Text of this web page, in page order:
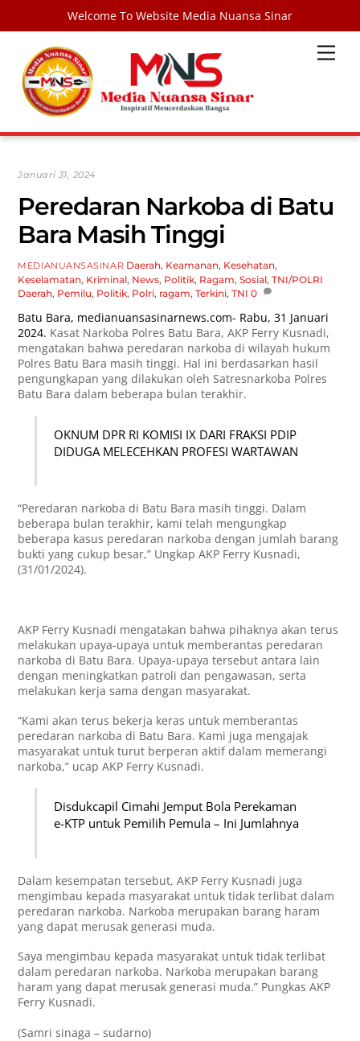
Welcome To Website Media Nuansa Sinar
content
Januari 31, 2024
Peredaran Narkoba di Batu
Bara Masih Tinggi
MEDIANUANSASINAR Daerah, Keamanan, Kesehatan,
Keselamatan, Kriminal, News, Politik, Ragam,Sosial,TNI/POLRI
Daerah, Pemilu, Politik, Polri, ragam,Terkini,TNI 0
Batu Bara, medianuansasinarnews.com- Rabu, 31 Januari
2024. Kasat Narkoba Polres Batu Bara, AKP Ferry Kusnadi,
mengatakan bahwa peredaran narkoba di wilayah hukum
Polres Batu Bara masih tinggi. Hal ini berdasarkan hasil
pengungkapan yang dilakukan oleh Satresnarkoba Polres
Batu Bara dalam beberapa bulan terakhir.
OKNUM DPR RI KOMISI IX DARI FRAKSI PDIP
DIDUGA MELECEHKAN PROFESI WARTAWAN
“Peredaran narkoba di Batu Bara masih tinggi. Dalam
beberapa bulan terakhir, kami telah mengungkap
beberapa kasus peredaran narkoba dengan jumlah barang
bukti yang cukup besar,” Ungkap AKP Ferry Kusnadi,
(31/01/2024).
AKP Ferry Kusnadi mengatakan bahwa pihaknya akan terus
melakukan upaya-upaya untuk memberantas peredaran
narkoba di Batu Bara. Upaya-upaya tersebut antara lain
dengan meningkatkan patroli dan pengawasan, serta
melakukan kerja sama dengan masyarakat.
“Kami akan terus bekerja keras untuk memberantas
peredaran narkoba di Batu Bara. Kami juga mengajak
masyarakat untuk turut berperan aktif dalam memerangi
narkoba,” ucap AKP Ferry Kusnadi.
Disdukcapil Cimahi Jemput Bola Perekaman
e-KTP untuk Pemilih Pemula – Ini Jumlahnya
Dalam kesempatan tersebut, AKP Ferry Kusnadi juga
mengimbau kepada masyarakat untuk tidak terlibat dalam
peredaran narkoba. Narkoba merupakan barang haram
yang dapat merusak generasi muda.
Saya mengimbau kepada masyarakat untuk tidak terlibat
dalam peredaran narkoba. Narkoba merupakan barang
haram yang dapat merusak generasi muda.” Pungkas AKP
Ferry Kusnadi.
(Samri sinaga – sudarno)